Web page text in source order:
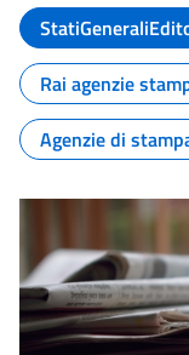
Rai agenzie
Agenzie di